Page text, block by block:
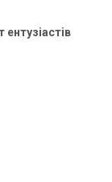
ентузіастів